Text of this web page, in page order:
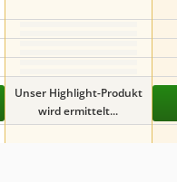
Unser Highlight-Produkt
wird ermittelt...